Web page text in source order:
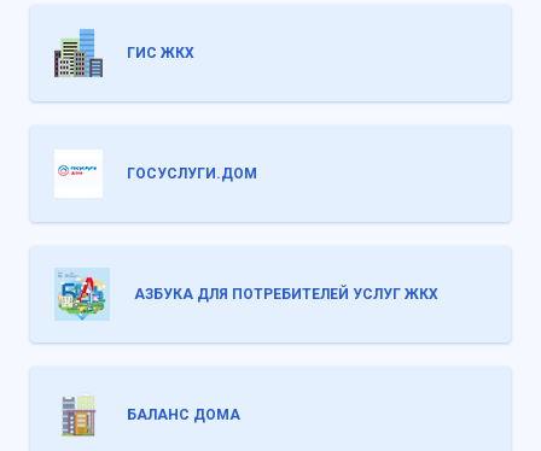
ГИС ЖКХ
ГОСУСЛУГИ.ДОМ
АЗБУКА ДЛЯ ПОТРЕБИТЕЛЕЙ УСЛУГ ЖКХ
БАЛАНС ДОМА